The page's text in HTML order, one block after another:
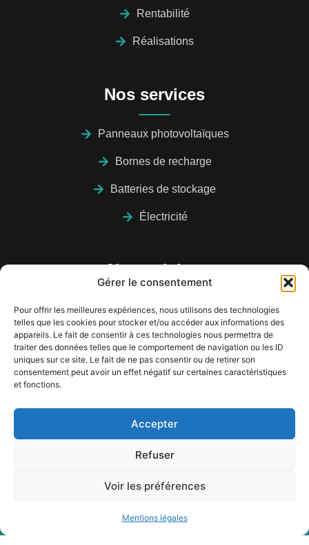
Gérer le consentement
Pour offrir les meilleures expériences, nous utilisons des technologies
telles que les cookies pour stocker et/ou accéder aux informations des
appareils. Le fait de consentir à ces technologies nous permettra de
traiter des données telles que le comportement de navigation ou les ID
uniques sur ce site. Le fait de ne pas consentir ou de retirer son
consentement peut avoir un effet négatif sur certaines caractéristiques
et fonctions.
Accepter
Refuser
Voir les préférences
Mentions légales
Rentabilité
Réalisations
Nos services
Panneaux photovoltaïques
Bornes de recharge
Batteries de stockage
Électricité
Nous visiter